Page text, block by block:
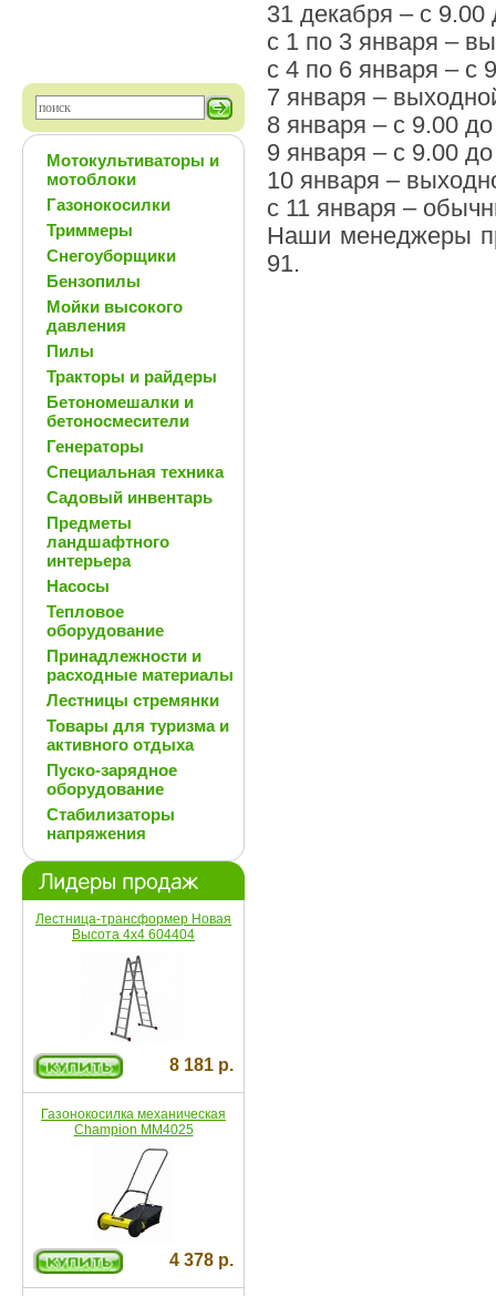
Мотокультиваторы и
мотоблоки
Газонокосилки
Триммеры
Снегоуборщики
Бензопилы
Мойки высокого
давления
Пилы
Тракторы и райдеры
Бетономешалки и
бетоносмесители
Генераторы
Специальная техника
Садовый инвентарь
Предметы
ландшафтного
интерьера
Насосы
Тепловое
оборудование
Принадлежности и
расходные материалы
Лестницы стремянки
Товары для туризма и
активного отдыха
Пуско-зарядное
оборудование
Стабилизаторы
напряжения
Лестница-трансформер Новая
Высота 4х4 604404
8 181 р.
Газонокосилка механическая
Champion MM4025
4 378 р.
31 декабря – с 9.00
с 1 по 3 января –
с 4 по 6 января – с
7 января –
8 января – с 9.00
9 января – с 9.00
10 января –
с 11 января –
Наши менеджеры
91.